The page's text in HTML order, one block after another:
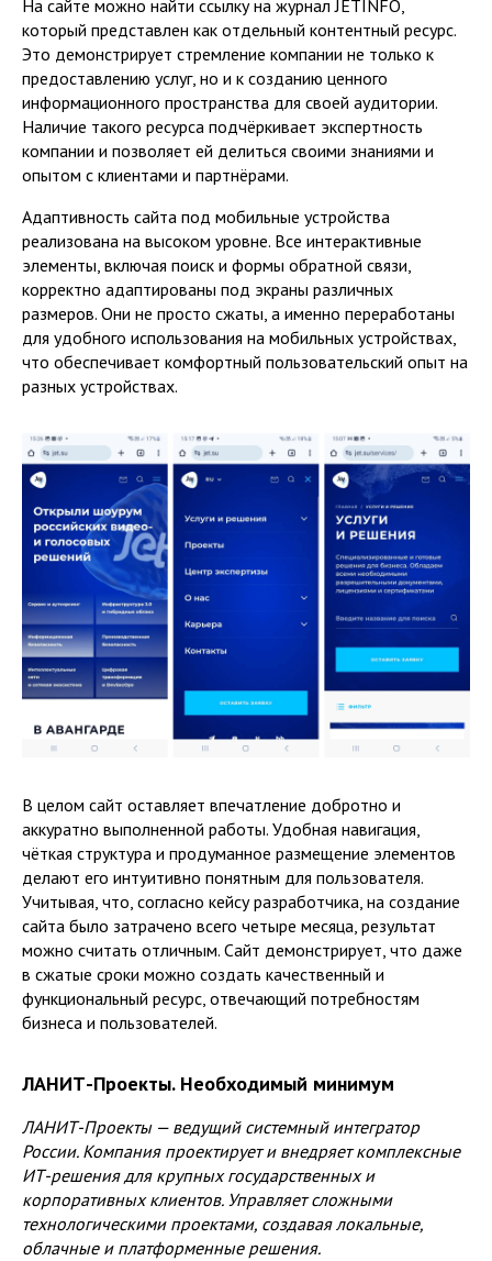
На сайте можно найти ссылку на журнал JETINFO,
который представлен как отдельный контентный ресурс.
Это демонстрирует стремление компании не только к
предоставлению услуг, но и к созданию ценного
информационного пространства для своей аудитории.
Наличие такого ресурса подчёркивает экспертность
компании и позволяет ей делиться своими знаниями и
опытом с клиентами и партнёрами.
Адаптивность сайта под мобильные устройства
реализована на высоком уровне. Все интерактивные
элементы, включая поиск и формы обратной связи,
корректно адаптированы под экраны различных
размеров. Они не просто сжаты, а именно переработаны
для удобного использования на мобильных устройствах,
что обеспечивает комфортный пользовательский опыт на
разных устройствах.
В целом сайт оставляет впечатление добротно и
аккуратно выполненной работы. Удобная навигация,
чёткая структура и продуманное размещение элементов
делают его интуитивно понятным для пользователя.
Учитывая, что, согласно кейсу разработчика, на создание
сайта было затрачено всего четыре месяца, результат
можно считать отличным. Сайт демонстрирует, что даже
в сжатые сроки можно создать качественный и
функциональный ресурс, отвечающий потребностям
бизнеса и пользователей.
ЛАНИТ-Проекты. Необходимый минимум
ЛАНИТ-Проекты — ведущий системный интегратор
России. Компания проектирует и внедряет комплексные
ИТ-решения для крупных государственных и
корпоративных клиентов. Управляет сложными
технологическими проектами, создавая локальные,
облачные и платформенные решения.